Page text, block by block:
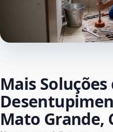
Mais Soluções
Mato Grande,